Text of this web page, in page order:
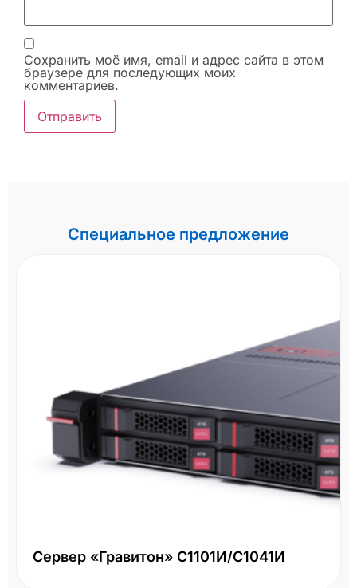
Сохранить моё имя, email и адрес сайта в этом
браузере для последующих моих
комментариев.
Специальное предложение
Сервер «Гравитон» С1101И/С1041И